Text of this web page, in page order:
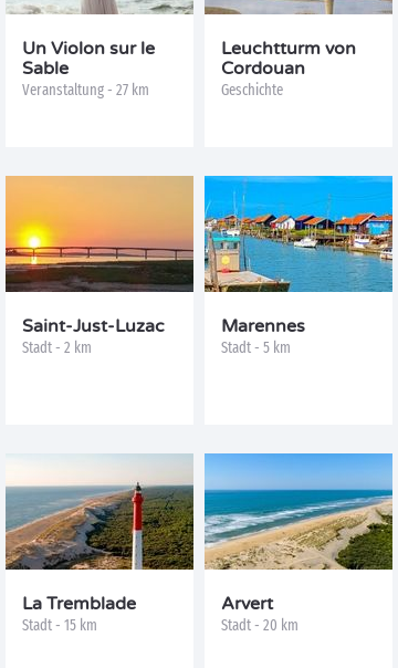
Un Violon sur le
Sable
Veranstaltung - 27 km
Leuchtturm von
Cordouan
Geschichte
Saint-Just-Luzac
Stadt - 2 km
Marennes
Stadt - 5 km
La Tremblade
Stadt - 15 km
Arvert
Stadt - 20 km